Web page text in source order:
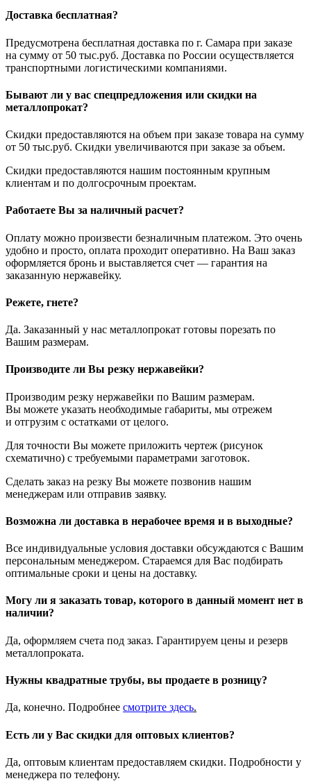
Доставка бесплатная?
Предусмотрена бесплатная доставка по г. Самара при заказе
на сумму от 50 тыс.руб. Доставка по России осуществляется
транспортными логистическими компаниями.
Бывают ли у вас спецпредложения или скидки на
металлопрокат?
Скидки предоставляются на объем при заказе товара на сумму
от 50 тыс.руб. Скидки увеличиваются при заказе за объем.
Скидки предоставляются нашим постоянным крупным
клиентам и по долгосрочным проектам.
Работаете Вы за наличный расчет?
Оплату можно произвести безналичным платежом. Это очень
удобно и просто, оплата проходит оперативно. На Ваш заказ
оформляется бронь и выставляется счет — гарантия на
заказанную нержавейку.
Режете, гнете?
Да. Заказанный у нас металлопрокат готовы порезать по
Вашим размерам.
Производите ли Вы резку нержавейки?
Производим резку нержавейки по Вашим размерам.
Вы можете указать необходимые габариты, мы отрежем
и отгрузим с остатками от целого.
Для точности Вы можете приложить чертеж (рисунок
схематично) с требуемыми параметрами заготовок.
Сделать заказ на резку Вы можете позвонив нашим
менеджерам или отправив заявку.
Возможна ли доставка в нерабочее время и в выходные?
Все индивидуальные условия доставки обсуждаются с Вашим
персональным менеджером. Стараемся для Вас подбирать
оптимальные сроки и цены на доставку.
Могу ли я заказать товар, которого в данный момент нет в
наличии?
Да, оформляем счета под заказ. Гарантируем цены и резерв
металлопроката.
Нужны квадратные трубы, вы продаете в розницу?
Да, конечно. Подробнее смотрите здесь.
Есть ли у Вас скидки для оптовых клиентов?
Да, оптовым клиентам предоставляем скидки. Подробности у
менеджера по телефону.